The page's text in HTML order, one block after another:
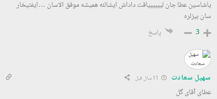
یاشاسین عطا جان لییییییاقت داداش ایشالله همیشه موفق الاسان …ایفتیخار
سان بیزلره
3 پاسخ
سهیل سعادت
عطای آقای گل